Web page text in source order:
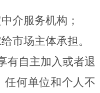
介服务机构 ；
市场主体承担 。
有自主加入或者退
任何单位和个人不